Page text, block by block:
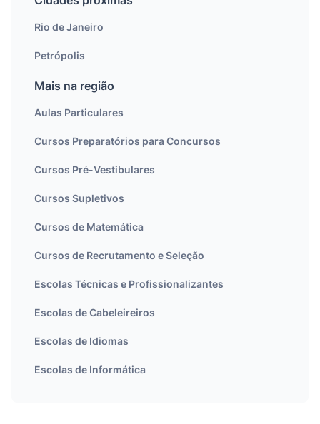
Rio de Janeiro
Petrópolis
Mais na região
Aulas Particulares
Cursos Preparatórios para Concursos
Cursos Pré-Vestibulares
Cursos Supletivos
Cursos de Matemática
Cursos de Recrutamento e Seleção
Escolas Técnicas e Profissionalizantes
Escolas de Cabeleireiros
Escolas de Idiomas
Escolas de Informática